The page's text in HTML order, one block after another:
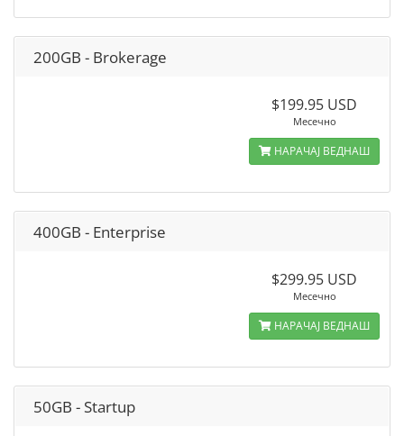
200GB - Brokerage
$199.95 USD
Месечно
НАРАЧАЈ ВЕДНАШ
400GB - Enterprise
$299.95 USD
Месечно
НАРАЧАЈ ВЕДНАШ
50GB - Startup